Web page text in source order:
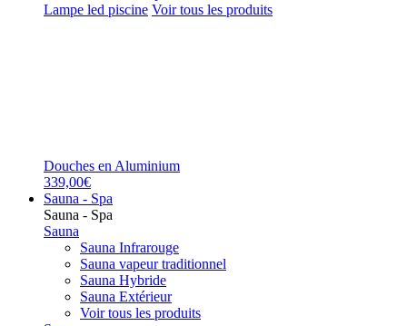
Lampe led piscine Voir tous les produits
Douches en Aluminium
339,00€
Sauna - Spa
Sauna - Spa
Sauna
Sauna Infrarouge
Sauna vapeur traditionnel
Sauna Hybride
Sauna Extérieur
Voir tous les produits